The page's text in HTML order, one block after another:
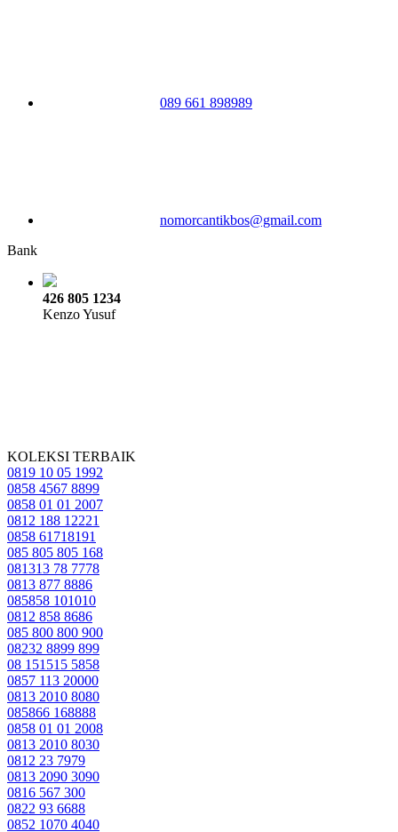
089 661 898989
nomorcantikbos@gmail.com
Bank
426 805 1234
Kenzo Yusuf
KOLEKSI TERBAIK
0819 10 05 1992
0858 4567 8899
0858 01 01 2007
0812 188 12221
0858 61718191
085 805 805 168
081313 78 7778
0813 877 8886
085858 101010
0812 858 8686
085 800 800 900
08232 8899 899
08 151515 5858
0857 113 20000
0813 2010 8080
085866 168888
0858 01 01 2008
0813 2010 8030
0812 23 7979
0813 2090 3090
0816 567 300
0822 93 6688
0852 1070 4040